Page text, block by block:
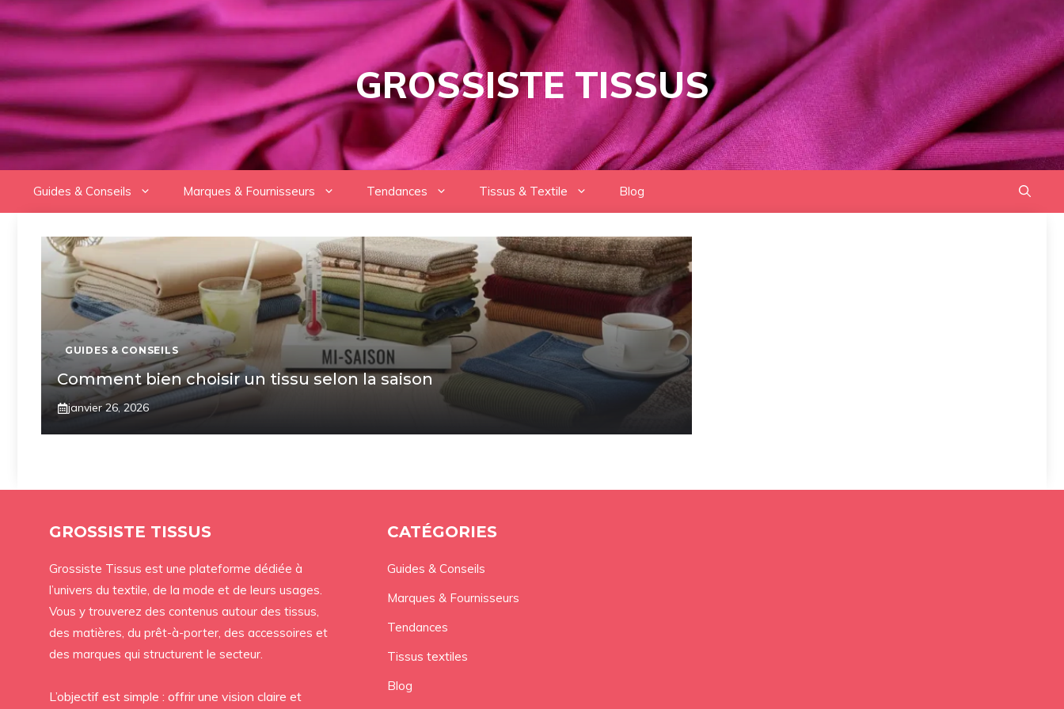
Aller
au
GROSSISTE TISSUS
Guides & Conseils Marques & Fournisseurs Tendances Tissus & Textile Blog
GUIDES & CONSEILS
Comment bien choisir un tissu selon la saison
janvier 26, 2026
GROSSISTE TISSUS
Grossiste Tissus est une plateforme dédiée à
l’univers du textile, de la mode et de leurs usages.
Vous y trouverez des contenus autour des tissus,
des matières, du prêt-à-porter, des accessoires et
des marques qui structurent le secteur.
L’objectif est simple : offrir une vision claire et
CATÉGORIES
Guides & Conseils
Marques & Fournisseurs
Tendances
Tissus textiles
Blog